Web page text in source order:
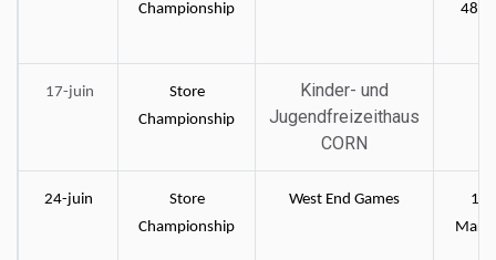
Championship
48/
17-juin
Store
Championship
Kinder- und
Jugendfreizeithaus
CORN
24-juin
Store
Championship
West End Games